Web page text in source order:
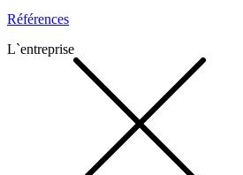
Références
L`entreprise